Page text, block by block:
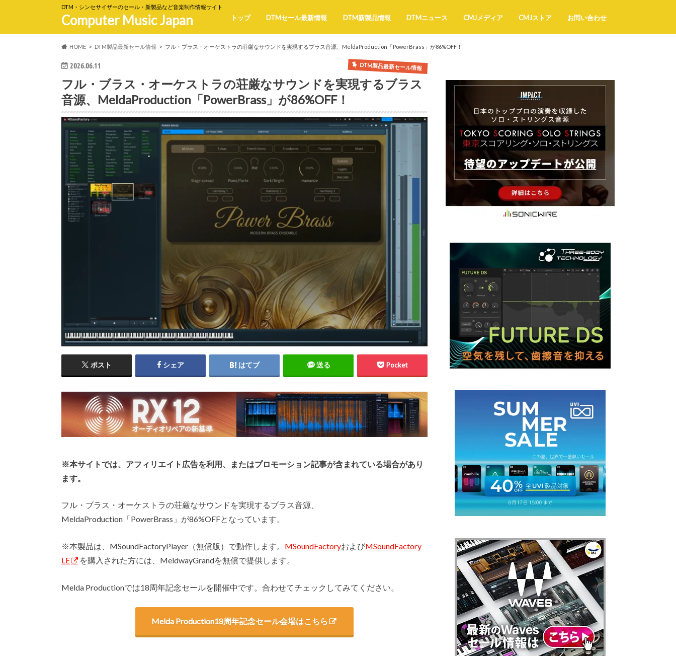
DTM・シンセサイザーのセール・新製品など音楽制作情報サイト
Computer Music Japan トップ DTMセール最新情報 DTM新製品情報 DTMニュース CMJメディア CMJストア お問い合わせ
HOME DTM製品最新セール情報 フル・ブラス・オーケストラの荘厳なサウンドを実現するブラス音源、MeldaProduction「PowerBrass」が86%OFF！
2026.06.11 DTM製品最新セール情報
フル・ブラス・オーケストラの荘厳なサウンドを実現するブラス
音源、MeldaProduction「PowerBrass」が86%OFF！
ポスト シェア はてブ 送る Pocket
※本サイトでは、アフィリエイト広告を利用、またはプロモーション記事が含まれている場合があり
ます。
フル・ブラス・オーケストラの荘厳なサウンドを実現するブラス音源、
MeldaProduction「PowerBrass」が86%OFFとなっています。
※本製品は、MSoundFactoryPlayer（無償版）で動作します。 MSoundFactoryおよびMSoundFactory
LE
を購入された方には、MeldwayGrandを無償で提供します。
Melda Productionでは18周年記念セールを開催中です。合わせてチェックしてみてください。
Melda Production18周年記念セール会場はこちら